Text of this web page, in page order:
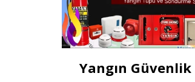
Yangın